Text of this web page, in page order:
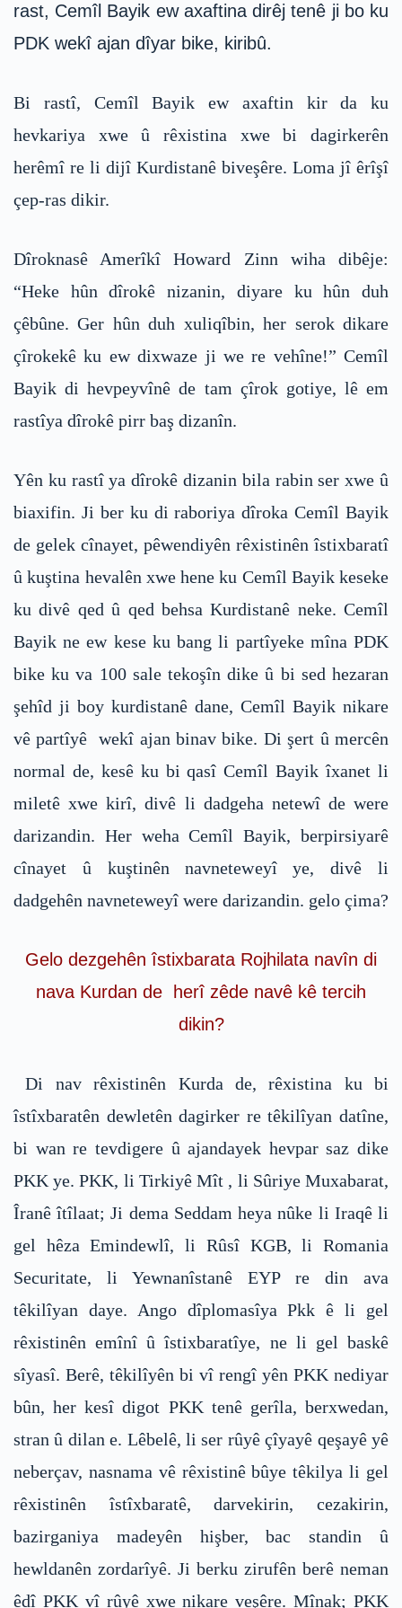
rast, Cemîl Bayik ew axaftina dirêj tenê ji bo ku
PDK wekî ajan dîyar bike, kiribû.
Bi rastî, Cemîl Bayik ew axaftin kir da ku
hevkariya xwe û rêxistina xwe bi dagirkerên
herêmî re li dijî Kurdistanê biveşêre. Loma jî êrîşî
çep-ras dikir.
Dîroknasê Amerîkî Howard Zinn wiha dibêje:
“Heke hûn dîrokê nizanin, diyare ku hûn duh
çêbûne. Ger hûn duh xuliqîbin, her serok dikare
çîrokekê ku ew dixwaze ji we re vehîne!” Cemîl
Bayik di hevpeyvînê de tam çîrok gotiye, lê em
rastîya dîrokê pirr baş dizanîn.
Yên ku rastî ya dîrokê dizanin bila rabin ser xwe û
biaxifin. Ji ber ku di raboriya dîroka Cemîl Bayik
de gelek cînayet, pêwendiyên rêxistinên îstixbaratî
û kuştina hevalên xwe hene ku Cemîl Bayik keseke
ku divê qed û qed behsa Kurdistanê neke. Cemîl
Bayik ne ew kese ku bang li partîyeke mîna PDK
bike ku va 100 sale tekoşîn dike û bi sed hezaran
şehîd ji boy kurdistanê dane, Cemîl Bayik nikare
vê partîyê wekî ajan binav bike. Di şert û mercên
normal de, kesê ku bi qasî Cemîl Bayik îxanet li
miletê xwe kirî, divê li dadgeha netewî de were
darizandin. Her weha Cemîl Bayik, berpirsiyarê
cînayet û kuştinên navneteweyî ye, divê li
dadgehên navneteweyî were darizandin. gelo çima?
Gelo dezgehên îstixbarata Rojhilata navîn di
nava Kurdan de herî zêde navê kê tercih
dikin?
Di nav rêxistinên Kurda de, rêxistina ku bi
îstîxbaratên dewletên dagirker re têkilîyan datîne,
bi wan re tevdigere û ajandayek hevpar saz dike
PKK ye. PKK, li Tirkiyê Mît , li Sûriye Muxabarat,
Îranê îtîlaat; Ji dema Seddam heya nûke li Iraqê li
gel hêza Emindewlî, li Rûsî KGB, li Romania
Securitate, li Yewnanîstanê EYP re din ava
têkilîyan daye. Ango dîplomasîya Pkk ê li gel
rêxistinên emînî û îstixbaratîye, ne li gel baskê
sîyasî. Berê, têkilîyên bi vî rengî yên PKK nediyar
bûn, her kesî digot PKK tenê gerîla, berxwedan,
stran û dilan e. Lêbelê, li ser rûyê çîyayê qeşayê yê
neberçav, nasnama vê rêxistinê bûye têkilya li gel
rêxistinên îstîxbaratê, darvekirin, cezakirin,
bazirganiya madeyên hişber, bac standin û
hewldanên zordarîyê. Ji berku zirufên berê neman
êdî PKK vî rûyê xwe nikare veşêre. Mînak; PKK